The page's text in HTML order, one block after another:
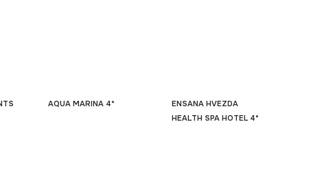
AQUA MARINA 4*
ENSANA HVEZDA
HEALTH SPA HOTEL 4*